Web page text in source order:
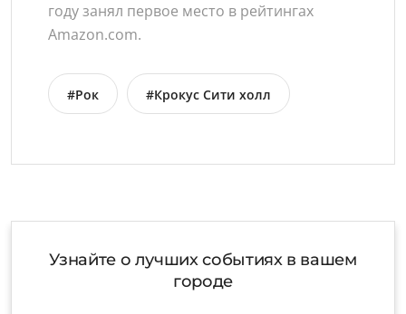
году занял первое место в рейтингах
Amazon.com.
#Рок #Крокус Сити холл
Узнайте о лучших событиях в вашем
городе